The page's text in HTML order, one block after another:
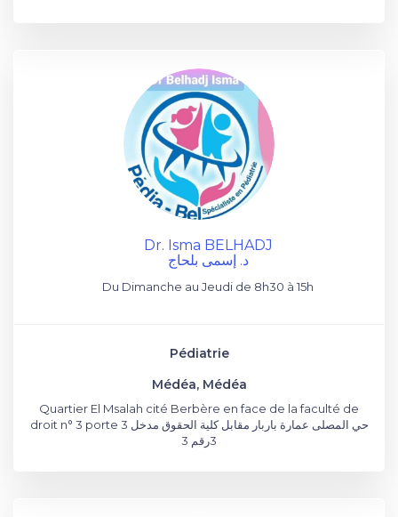
Dr. Isma BELHADJ
د. إسمى بلحاج
Du Dimanche au Jeudi de 8h30 à 15h
Pédiatrie
Médéa, Médéa
Quartier El Msalah cité Berbère en face de la faculté de
droit n° 3 porte 3 حي المصلى عمارة باربار مقابل كلية الحقوق مدخل
3رقم 3